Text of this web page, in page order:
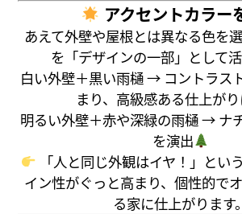
アクセントカラー
あえて外壁や屋根とは異なる色を
を「デザインの一部」として活
白い外壁＋黒い雨樋 → コントラス
まり、高級感ある仕上が
明るい外壁＋赤や深緑の雨樋 → ナ
を演出
「人と同じ外観はイヤ！」とい
イン性がぐっと高まり、個性的で
る家に仕上がります。